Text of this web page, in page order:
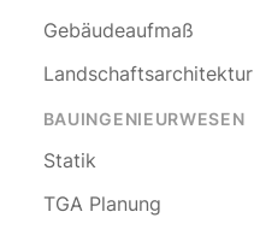
Gebäudeaufmaß
Landschaftsarchitektur
BAUINGENIEURWESEN
Statik
TGA Planung